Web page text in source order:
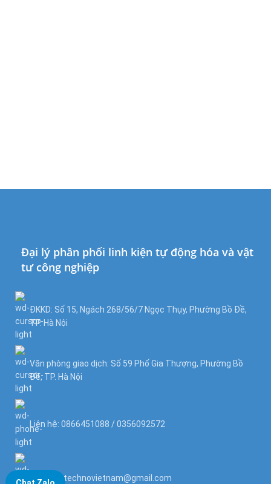
Đại lý phân phối linh kiện tự động hóa và vật
tư công nghiệp
ĐKKD: Số 15, Ngách 268/56/7 Ngọc Thụy, Phường Bồ Đề,
TP. Hà Nội
Văn phòng giao dịch: Số 59 Phố Gia Thượng, Phường Bồ
Đề, TP. Hà Nội
Liên hệ: 0866451088 / 0356092572
Email: kstechnovietnam@gmail.com